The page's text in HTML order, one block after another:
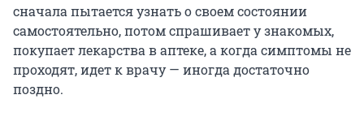
сначала пытается узнать о своем состоянии
самостоятельно, потом спрашивает у знакомых,
покупает лекарства в аптеке, а когда симптомы не
проходят, идет к врачу — иногда достаточно
поздно.